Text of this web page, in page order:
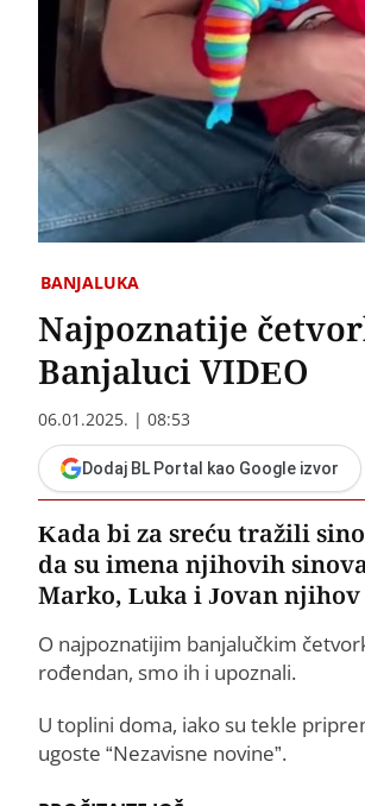
BANJALUKA
Najpoznatije
Banjaluci VIDEO
06.01.2025. | 08:53
Dodaj BL Portal kao Google izvor
Kada bi za sreću tražili
da su imena njihovih
Marko, Luka i Jovan njihov
O najpoznatijim banjalučkim
rođendan, smo ih i upoznali.
U toplini doma, iako su tekle
ugoste “Nezavisne novine”.